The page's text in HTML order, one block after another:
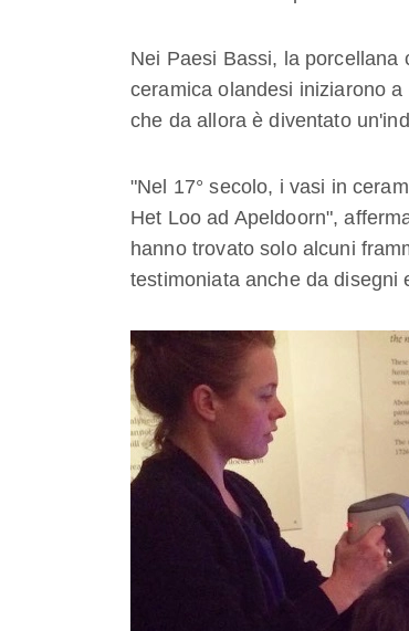
Nei Paesi Bassi, la
ceramica olandesi iniziarono
che da allora è diventato
"Nel 17° secolo, i vasi in
Het Loo ad Apeldoorn",
hanno trovato solo alcuni
testimoniata anche da disegni